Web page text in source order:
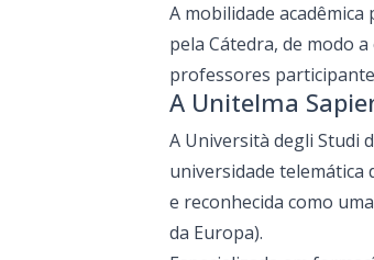
A mobilidade
pela Cátedra, de modo
professores
A Unitelma
A Università degli Studi
universidade telemática
e reconhecida como
da Europa).